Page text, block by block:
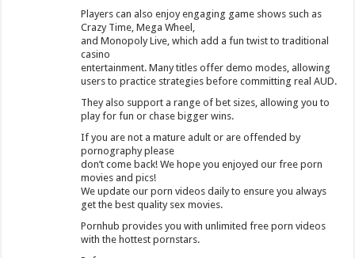
Players can also enjoy engaging game shows such as
Crazy Time, Mega Wheel,
and Monopoly Live, which add a fun twist to traditional
casino
entertainment. Many titles offer demo modes, allowing
users to practice strategies before committing real AUD.
They also support a range of bet sizes, allowing you to
play for fun or chase bigger wins.
If you are not a mature adult or are offended by
pornography please
don’t come back! We hope you enjoyed our free porn
movies and pics!
We update our porn videos daily to ensure you always
get the best quality sex movies.
Pornhub provides you with unlimited free porn videos
with the hottest pornstars.